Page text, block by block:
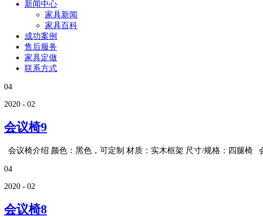
新闻中心
家具新闻
家具百科
成功案例
售后服务
家具定做
联系方式
04
2020 - 02
会议椅9
会议椅介绍 颜色：黑色，可定制 材质：实木框架 尺寸/规格：四腿椅
04
2020 - 02
会议椅8